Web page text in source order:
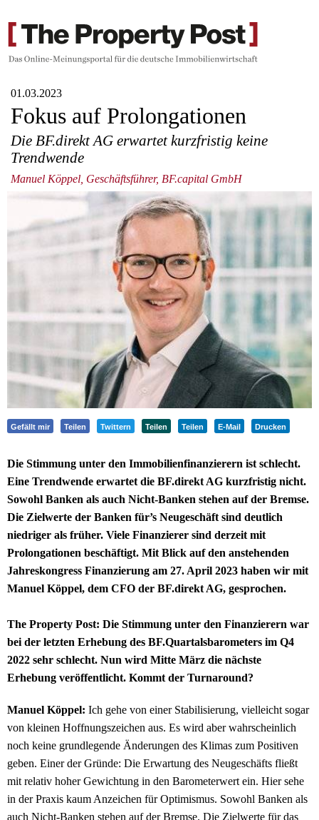
01.03.2023
Fokus auf Prolongationen
Die BF.direkt AG erwartet kurzfristig keine
Trendwende
Manuel Köppel, Geschäftsführer, BF.capital GmbH
Gefällt mir Teilen Twittern Teilen Teilen E-Mail Drucken
Die Stimmung unter den Immobilienfinanzierern ist schlecht.
Eine Trendwende erwartet die BF.direkt AG kurzfristig nicht.
Sowohl Banken als auch Nicht-Banken stehen auf der Bremse.
Die Zielwerte der Banken für’s Neugeschäft sind deutlich
niedriger als früher. Viele Finanzierer sind derzeit mit
Prolongationen beschäftigt. Mit Blick auf den anstehenden
Jahreskongress Finanzierung am 27. April 2023 haben wir mit
Manuel Köppel, dem CFO der BF.direkt AG, gesprochen.
The Property Post: Die Stimmung unter den Finanzierern war
bei der letzten Erhebung des BF.Quartalsbarometers im Q4
2022 sehr schlecht. Nun wird Mitte März die nächste
Erhebung veröffentlicht. Kommt der Turnaround?
Manuel Köppel: Ich gehe von einer Stabilisierung, vielleicht sogar
von kleinen Hoffnungszeichen aus. Es wird aber wahrscheinlich
noch keine grundlegende Änderungen des Klimas zum Positiven
geben. Einer der Gründe: Die Erwartung des Neugeschäfts fließt
mit relativ hoher Gewichtung in den Barometerwert ein. Hier sehe
in der Praxis kaum Anzeichen für Optimismus. Sowohl Banken als
auch Nicht-Banken stehen auf der Bremse. Die Zielwerte für das